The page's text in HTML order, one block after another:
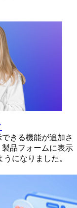
きる機能が追加さ
品フォームに表示
になりました。